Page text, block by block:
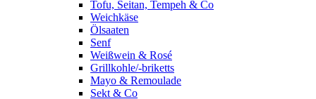
Tofu, Seitan, Tempeh & Co
Weichkäse
Ölsaaten
Senf
Weißwein & Rosé
Grillkohle/-briketts
Mayo & Remoulade
Sekt & Co